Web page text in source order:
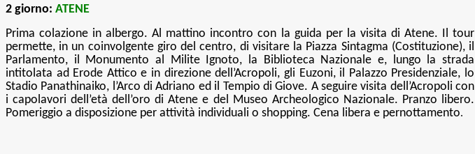
2 giorno: ATENE
Prima colazione in albergo. Al mattino incontro con la guida per la visita di Atene. Il tour
permette, in un coinvolgente giro del centro, di visitare la Piazza Sintagma (Costituzione), il
Parlamento, il Monumento al Milite Ignoto, la Biblioteca Nazionale e, lungo la strada
intitolata ad Erode Attico e in direzione dell’Acropoli, gli Euzoni, il Palazzo Presidenziale, lo
Stadio Panathinaiko, l’Arco di Adriano ed il Tempio di Giove. A seguire visita dell’Acropoli con
i capolavori dell’età dell’oro di Atene e del Museo Archeologico Nazionale. Pranzo libero.
Pomeriggio a disposizione per attività individuali o shopping. Cena libera e pernottamento.